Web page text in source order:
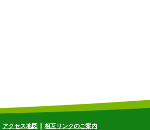
アクセス地図 相互リンクのご案内